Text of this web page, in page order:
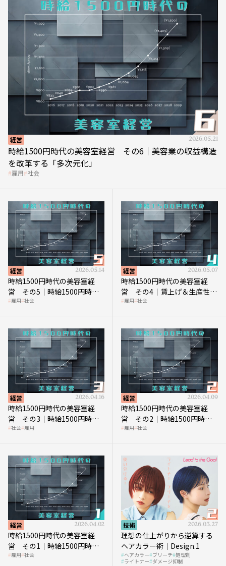
経営 2026.05.21
時給1500円時代の美容室経営 その6｜美容業の収益構造
を改革する「多次元化」
雇用 社会
経営 2026.05.14
時給1500円時代の美容室経
営 その5｜時給1500円時代
の到来は美容業の収益構造を
雇用 社会
経営 2026.05.07
時給1500円時代の美容室経
営 その4｜賃上げ＆生産性向
上につなげる賢い助成金活用
雇用 社会
経営 2026.04.16
時給1500円時代の美容室経
営 その3｜時給1500円時
代、美容業はどのような影響
社会 雇用
経営 2026.04.09
時給1500円時代の美容室経
営 その2｜時給1500円時代
に支払う給与はいくらなのか
雇用 社会
経営 2026.04.02
時給1500円時代の美容室経
営 その1｜時給1500円時代
へ向かう社会的背景
雇用 社会
技術 2026.03.27
理想の仕上がりから逆算する
ヘアカラー術｜Design.1
ヘアカラー ブリーチ 処理剤
ライトナー ダメージ抑制